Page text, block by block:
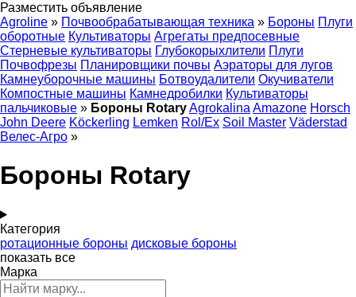
Разместить объявление
Agroline » Почвообрабатывающая техника » Бороны Плуги
оборотные Культиваторы Агрегаты предпосевные
Стерневые культиваторы Глубокорыхлители Плуги
Почвофрезы Планировщики почвы Аэраторы для лугов
Камнеуборочные машины Ботвоудалители Окучиватели
Компостные машины Камнедробилки Культиваторы
пальчиковые » Бороны RotaryAgrokalina Amazone Horsch
John Deere Köckerling Lemken Rol/Ex Soil Master Väderstad
Велес-Агро »
Бороны Rotary
Категория
ротационные бороны дисковые бороны
показать все
Марка